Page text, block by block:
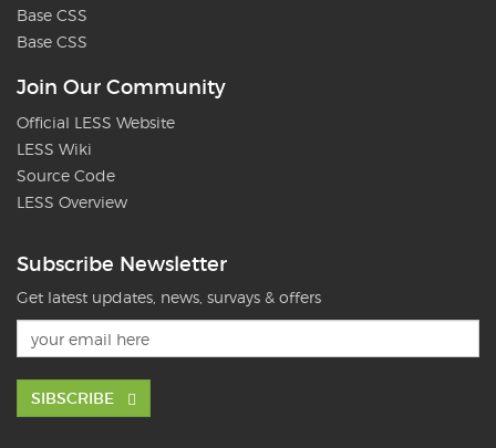
Base CSS
Base CSS
Join Our Community
Official LESS Website
LESS Wiki
Source Code
LESS Overview
Subscribe Newsletter
Get latest updates, news, survays & offers
SIBSCRIBE